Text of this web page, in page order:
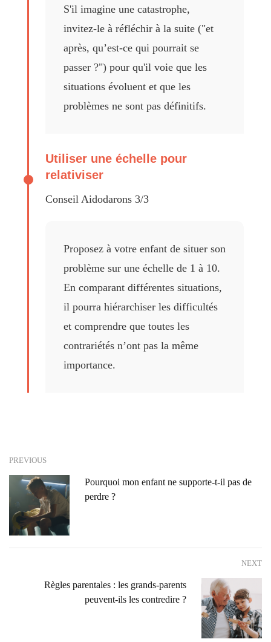
S'il imagine une catastrophe,
invitez-le à réfléchir à la suite ("et
après, qu’est-ce qui pourrait se
passer ?") pour qu'il voie que les
situations évoluent et que les
problèmes ne sont pas définitifs.
Utiliser une échelle pour
relativiser
Conseil Aidodarons 3/3
Proposez à votre enfant de situer son
problème sur une échelle de 1 à 10.
En comparant différentes situations,
il pourra hiérarchiser les difficultés
et comprendre que toutes les
contrariétés n’ont pas la même
importance.
PREVIOUS
Pourquoi mon enfant ne supporte-t-il pas de
perdre ?
NEXT
Règles parentales : les grands-parents
peuvent-ils les contredire ?